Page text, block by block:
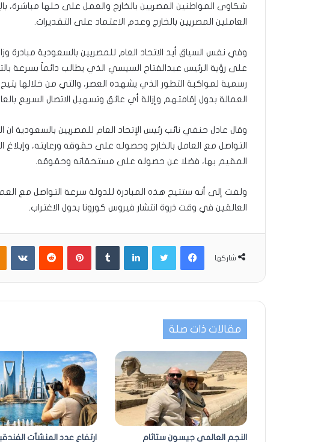
شكاوى المواطنين المصريين بالخارج والعمل على حلها مباشرة،
العاملين المصريين بالخارج وعدم الاعتماد على التقديرات.
وفي نفس السياق أيد الاتحاد العام للمصريين بالسعودية مبادرة
على رؤية الرئيس عبدالفتاح السيسي الذي يطالب دائماً بسرعة
رسمية لمواكبة التطور الذي يشهده العصر، والتي من خلالها
العمالة بدول إقامتهم وإزالة أي عائق وتسهيل الاتصال السريع
وقال عادل حنفي نائب رئيس الإتحاد العام للمصريين بالسعودية ان
التواصل مع العامل بالخارج وحصوله على حقوقه ورعايته،
المقيم بها، فضلا عن حصوله على مستحقاته وحقوقه.
ولفت إلى أنه ستتيح هذه المبادرة للدولة سرعة التواصل مع
العالقين في وقت ذروة انتشار فيروس كورونا بدول الاغتراب.
شاركها
فيسبوكتويتر لينكدإن بينتيريست
مقالات ذات صلة
النجم العالمي جيسون ستاثام
ارتفاع عدد المنشآت